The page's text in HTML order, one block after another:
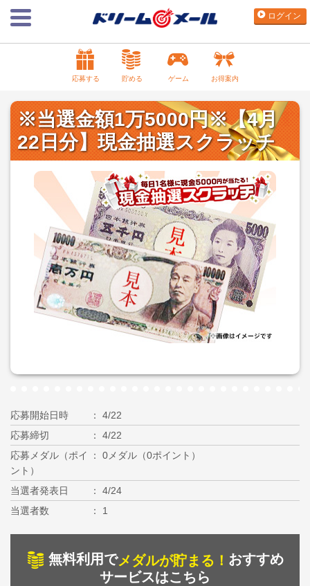
ログイン
応募する 貯める ゲーム お得案内
※当選金額1万5000円※【4月
22日分】現金抽選スクラッチ
応募開始日時
4/22
応募締切
4/22
応募メダル（ポイ
ント）
0メダル（0ポイント）
当選者発表日
4/24
当選者数
1
無料利用でメダルが貯まる！ おすすめ
サービスはこちら